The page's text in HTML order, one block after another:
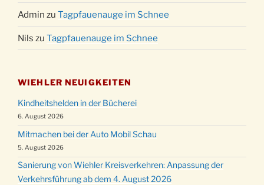
Admin zu Tagpfauenauge im Schnee
Nils zu Tagpfauenauge im Schnee
WIEHLER NEUIGKEITEN
Kindheitshelden in der Bücherei
6. August 2026
Mitmachen bei der Auto Mobil Schau
5. August 2026
Sanierung von Wiehler Kreisverkehren: Anpassung der
Verkehrsführung ab dem 4. August 2026